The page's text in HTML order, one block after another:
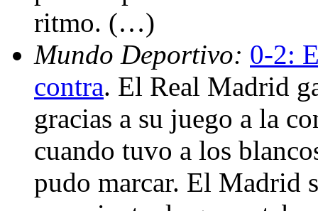
ritmo. (…)
Mundo Deportivo: 0-2:
contra. El Real Madrid
gracias a su juego a la
cuando tuvo a los
pudo marcar. El Madrid